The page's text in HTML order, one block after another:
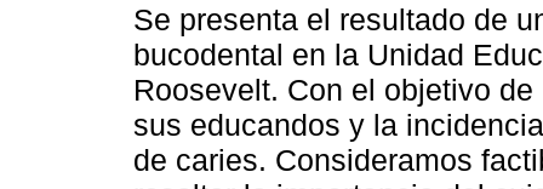
Se presenta el resultado de
bucodental en la Unidad
Roosevelt. Con el objetivo
sus educandos y la
de caries. Consideramos